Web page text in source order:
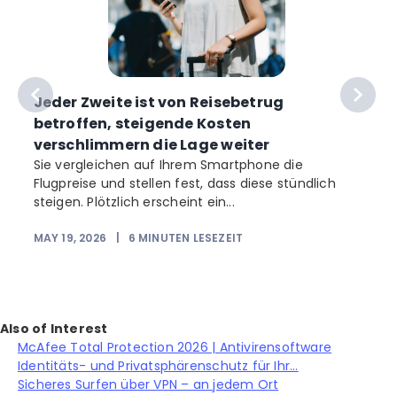
Jeder Zweite ist von Reisebetrug
betroffen, steigende Kosten
verschlimmern die Lage weiter
Sie vergleichen auf Ihrem Smartphone die
Flugpreise und stellen fest, dass diese stündlich
steigen. Plötzlich erscheint ein...
MAY 19, 2026 6 MINUTEN LESEZEIT
Also of Interest
McAfee Total Protection 2026 | Antivirensoftware
Identitäts- und Privatsphärenschutz für Ihr...
Sicheres Surfen über VPN – an jedem Ort